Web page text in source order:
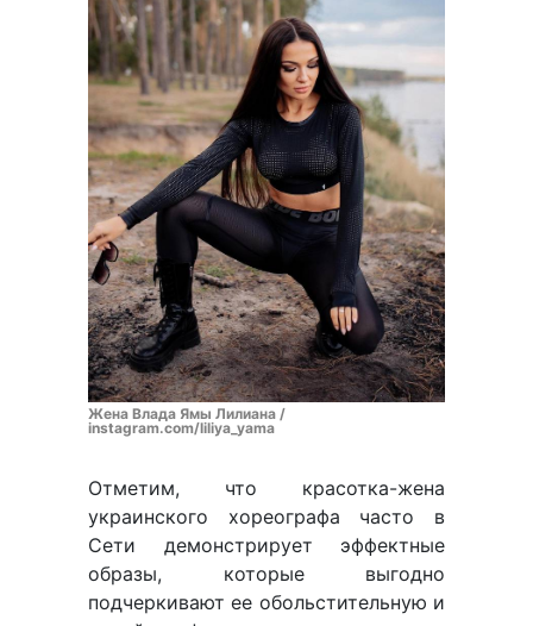
Жена Влада Ямы Лилиана /
instagram.com/liliya_yama
Отметим, что красотка-жена
украинского хореографа часто в
Сети демонстрирует эффектные
образы, которые выгодно
подчеркивают ее обольстительную и